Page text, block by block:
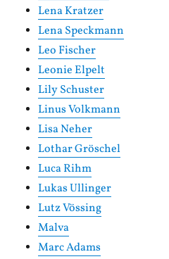
Lena Kratzer
Lena Speckmann
Leo Fischer
Leonie Elpelt
Lily Schuster
Linus Volkmann
Lisa Neher
Lothar Gröschel
Luca Rihm
Lukas Ullinger
Lutz Vössing
Malva
Marc Adams